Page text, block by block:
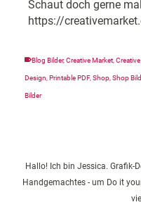
Schaut doch gerne
https://
Blog Bilder,Creative Market
Design Printable PDF, Shop Shop
Bilder
Hallo! Ich bin Jessica. Grafik-
Handgemachtes - um Do it